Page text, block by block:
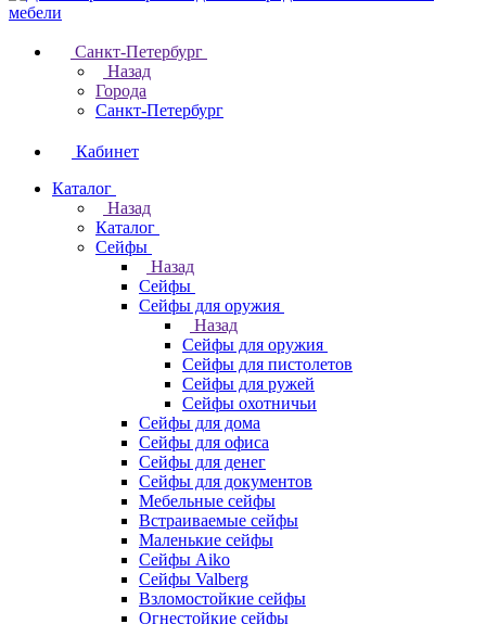
Санкт-Петербург
Назад
Города
Санкт-Петербург
Кабинет
Каталог
Назад
Каталог
Cейфы
Назад
Cейфы
Cейфы для оружия
Назад
Cейфы для оружия
Сейфы для пистолетов
Сейфы для ружей
Сейфы охотничьи
Cейфы для дома
Cейфы для офиса
Сейфы для денег
Сейфы для документов
Мебельные сейфы
Встраиваемые сейфы
Маленькие сейфы
Сейфы Aiko
Сейфы Valberg
Взломостойкие сейфы
Огнестойкие сейфы